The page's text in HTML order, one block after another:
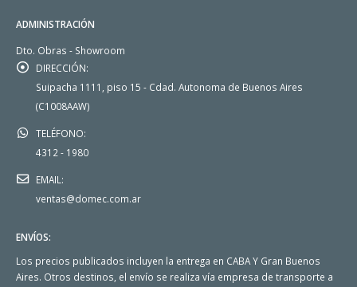
ADMINISTRACIÓN
Dto. Obras - Showroom
DIRECCIÓN:
Suipacha 1111, piso 15 - Cdad. Autonoma de Buenos Aires
(C1008AAW)
TELÉFONO:
4312 - 1980
EMAIL:
ventas@domec.com.ar
ENVÍOS:
Los precios publicados incluyen la entrega en CABA Y Gran Buenos
Aires. Otros destinos, el envío se realiza vía empresa de transporte a